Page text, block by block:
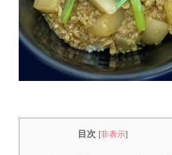
目次 [非表示]